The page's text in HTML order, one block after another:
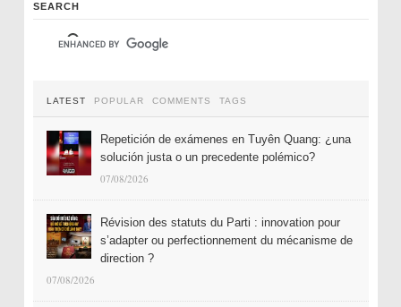
SEARCH
LATEST POPULAR COMMENTS TAGS
Repetición de exámenes en Tuyên Quang: ¿una
solución justa o un precedente polémico?
07/08/2026
Révision des statuts du Parti : innovation pour
s’adapter ou perfectionnement du mécanisme de
direction ?
07/08/2026